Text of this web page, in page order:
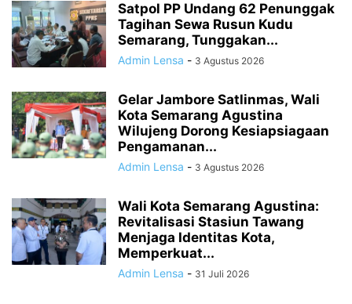
Satpol PP Undang 62 Penunggak
Tagihan Sewa Rusun Kudu
Semarang, Tunggakan...
Admin Lensa - 3 Agustus 2026
Gelar Jambore Satlinmas, Wali
Kota Semarang Agustina
Wilujeng Dorong Kesiapsiagaan
Pengamanan...
Admin Lensa - 3 Agustus 2026
Wali Kota Semarang Agustina:
Revitalisasi Stasiun Tawang
Menjaga Identitas Kota,
Memperkuat...
Admin Lensa - 31 Juli 2026